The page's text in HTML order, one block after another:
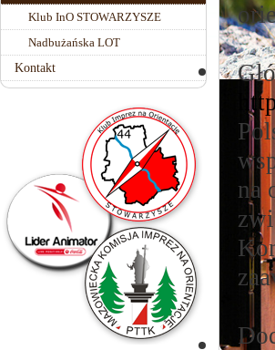
Klub InO STOWARZYSZE
Nadbużańska LOT
Kontakt
na